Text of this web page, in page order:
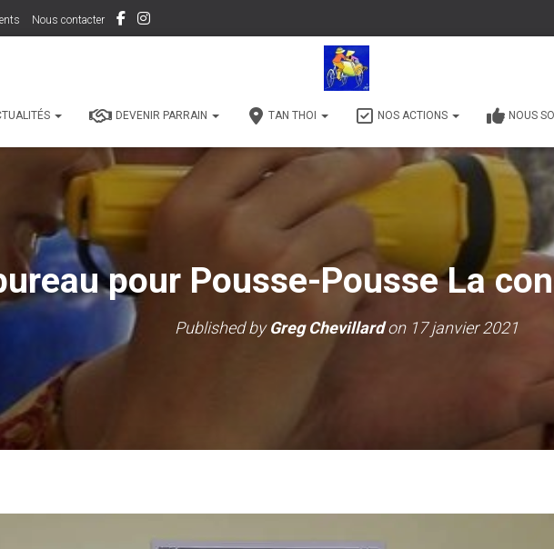
Nous contacter
DEVENIR PARRAIN TAN THOI NOS ACTIONS NOUS
pour Pousse-Pousse La
Published byGreg Chevillardon 17 janvier 2021